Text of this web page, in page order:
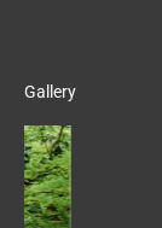
Gallery